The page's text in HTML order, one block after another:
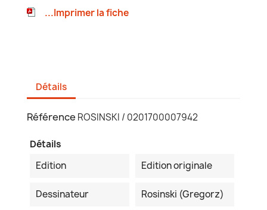
...Imprimer la fiche
Détails
Référence ROSINSKI / 0201700007942
Détails
Edition
Edition originale
Dessinateur Rosinski (Gregorz)